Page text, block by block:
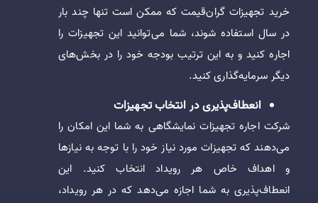
خرید تجهیزات گران‌قیمت که ممکن است تنها چند بار
در سال استفاده شوند، شما می‌توانید این تجهیزات را
اجاره کنید و به این ترتیب بودجه خود را در بخش‌های
دیگر سرمایه‌گذاری کنید.
انعطاف‌پذیری در انتخاب تجهیزات
شرکت اجاره تجهیزات نمایشگاهی به شما این امکان را
می‌دهند که تجهیزات مورد نیاز خود را با توجه به نیازها
و اهداف خاص هر رویداد انتخاب کنید. این
انعطاف‌پذیری به شما اجازه می‌دهد که در هر رویداد،